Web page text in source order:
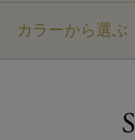
カラーから選ぶ